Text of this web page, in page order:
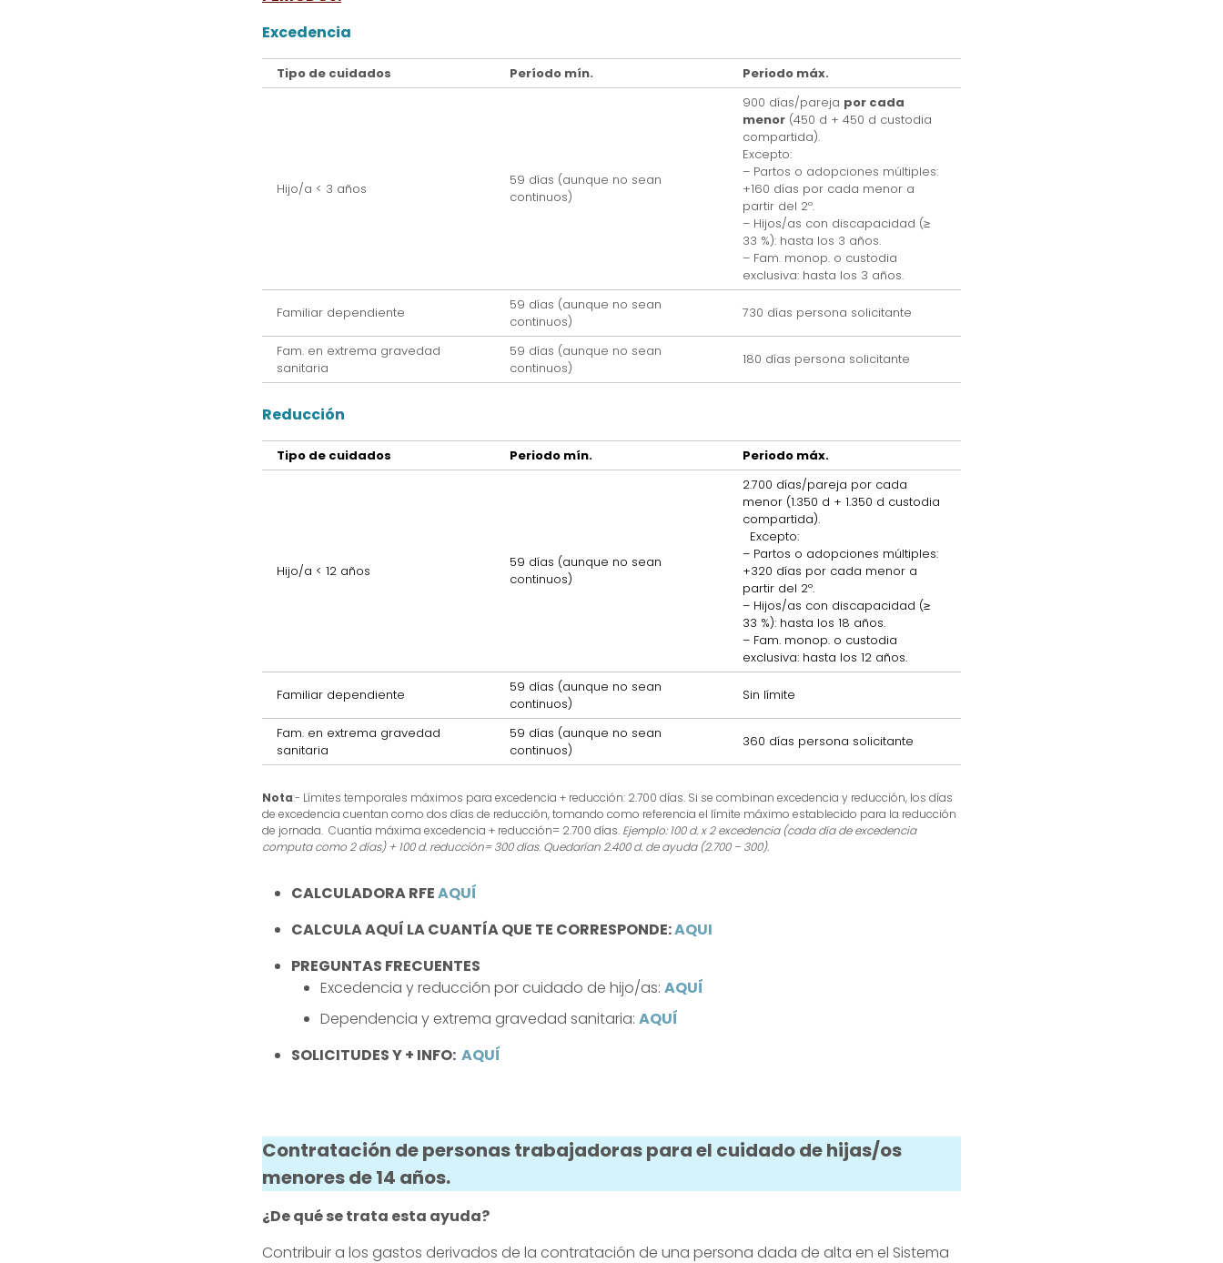
Excedencia
Tipo de cuidados Período mín. Periodo máx.
Hijo/a < 3 años
59 días (aunque no sean
continuos)
900 días/pareja por cada
menor (450 d + 450 d custodia
compartida).
Excepto:
– Partos o adopciones múltiples:
+160 días por cada menor a
partir del 2º.
– Hijos/as con discapacidad (≥
33 %): hasta los 3 años.
– Fam. monop. o custodia
exclusiva: hasta los 3 años.
Familiar dependiente
59 días (aunque no sean
continuos)
730 días persona solicitante
Fam. en extrema gravedad
sanitaria
59 días (aunque no sean
continuos)
180 días persona solicitante
Reducción
Tipo de cuidados Periodo mín. Periodo máx.
Hijo/a < 12 años
59 días (aunque no sean
continuos)
2.700 días/pareja por cada
menor (1.350 d + 1.350 d custodia
compartida).
Excepto:
– Partos o adopciones múltiples:
+320 días por cada menor a
partir del 2º.
– Hijos/as con discapacidad (≥
33 %): hasta los 18 años.
– Fam. monop. o custodia
exclusiva: hasta los 12 años.
Familiar dependiente
59 días (aunque no sean
continuos)
Sin límite
Fam. en extrema gravedad
sanitaria
59 días (aunque no sean
continuos)
360 días persona solicitante
Nota:- Límites temporales máximos para excedencia + reducción: 2.700 días. Si se combinan excedencia y reducción, los días
de excedencia cuentan como dos días de reducción, tomando como referencia el límite máximo establecido para la reducción
de jornada. Cuantía máxima excedencia + reducción= 2.700 días. Ejemplo: 100 d. x 2 excedencia (cada día de excedencia
computa como 2 días) + 100 d. reducción= 300 días. Quedarían 2.400 d. de ayuda (2.700 – 300).
CALCULADORA RFEAQUÍ
CALCULA AQUÍ LA CUANTÍA QUE TE CORRESPONDE:AQUI
PREGUNTAS FRECUENTES
Excedencia y reducción por cuidado de hijo/as: AQUÍ
Dependencia y extrema gravedad sanitaria: AQUÍ
SOLICITUDES Y + INFO: AQUÍ
Contratación de personas trabajadoras para el cuidado de hijas/os
menores de 14 años.
¿De qué se trata esta ayuda?
Contribuir a los gastos derivados de la contratación de una persona dada de alta en el Sistema